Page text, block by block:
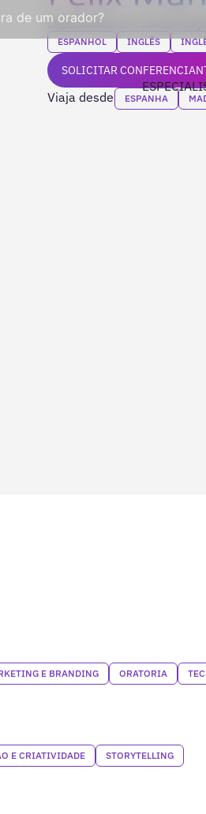
de um orador?
Especialista em
ESPANHOL INGLÊS
SOLICITAR
Viaja desde ESPANHA
E BRANDING ORATORIA
E CRIATIVIDADE STORYTELLING